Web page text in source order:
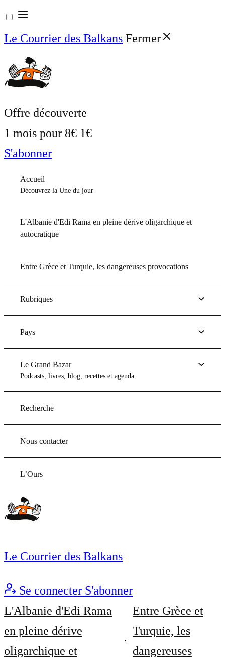
Aller
au
contenu
Le Courrier des Balkans Fermer
Offre découverte
1 mois pour 8€ 1€
S'abonner
Accueil
Découvrez la Une du jour
L'Albanie d'Edi Rama en pleine dérive oligarchique et
autocratique
Entre Grèce et Turquie, les dangereuses provocations
Rubriques
Pays
Le Grand Bazar
Podcasts, livres, blog, recettes et agenda
Recherche
Nous contacter
L’Ours
Le Courrier des Balkans
Se connecter S'abonner
L'Albanie d'Edi Rama
en pleine dérive
oligarchique et
Entre Grèce et
Turquie, les
dangereuses